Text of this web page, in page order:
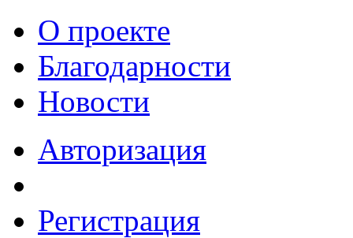
О проекте
Благодарности
Новости
Авторизация
Регистрация